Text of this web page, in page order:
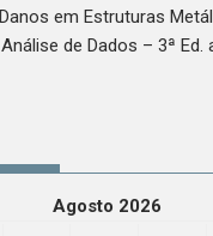
em Estruturas
de Dados – 3ª Ed.
Agosto 2026